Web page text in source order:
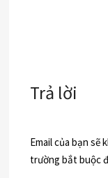
Trả lời
Email của bạn sẽ
trường bắt buộc